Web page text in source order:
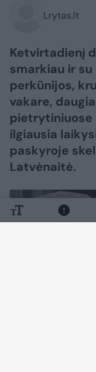
Lrytas.lt
Ketvirtadienį
smarkiau ir
perkūnijos,
vakare,
pietrytiniuose
ilgiausia
paskyroje
Latvėnaitė.